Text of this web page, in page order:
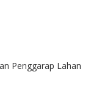
Penggarap Lahan